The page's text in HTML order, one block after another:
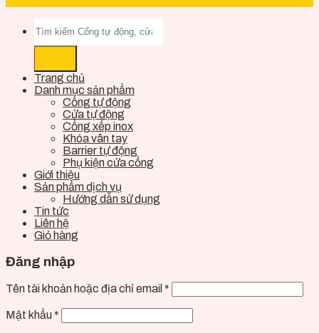
Trang chủ
Danh mục sản phẩm
Cổng tự động
Cửa tự động
Cổng xếp inox
Khóa vân tay
Barrier tự động
Phụ kiện cửa cổng
Giới thiệu
Sản phẩm dịch vụ
Hướng dẫn sử dụng
Tin tức
Liên hệ
Giỏ hàng
Đăng nhập
Tên tài khoản hoặc địa chỉ email *
Mật khẩu *